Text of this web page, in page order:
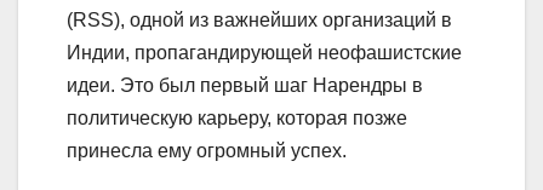
(RSS), одной из важнейших организаций в
Индии, пропагандирующей неофашистские
идеи. Это был первый шаг Нарендры в
политическую карьеру, которая позже
принесла ему огромный успех.